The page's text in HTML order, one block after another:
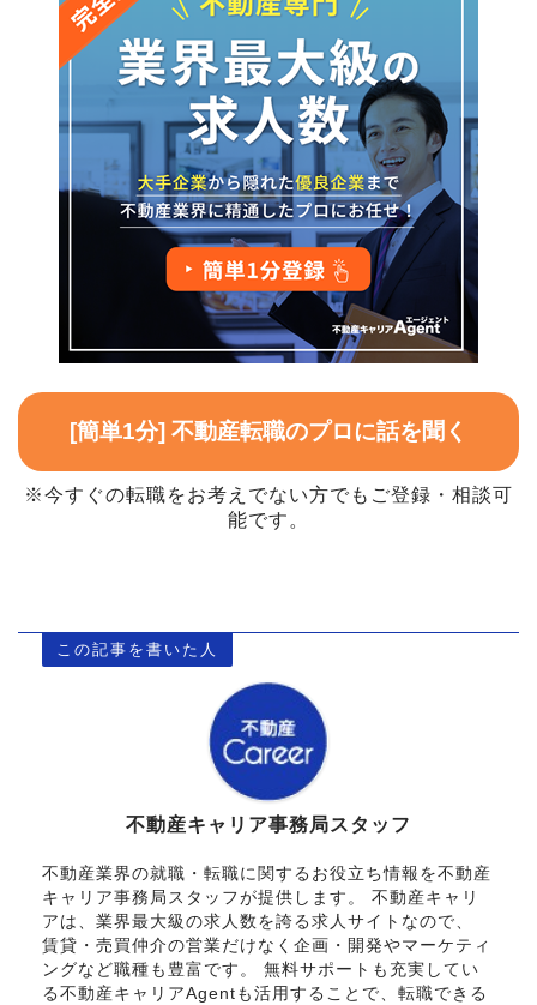
[簡単1分] 不動産転職のプロに話を聞く
※今すぐの転職をお考えでない方でもご登録・相談可
能です。
この記事を書いた人
不動産キャリア事務局スタッフ
不動産業界の就職・転職に関するお役立ち情報を不動産
キャリア事務局スタッフが提供します。 不動産キャリ
アは、業界最大級の求人数を誇る求人サイトなので、
賃貸・売買仲介の営業だけなく企画・開発やマーケティ
ングなど職種も豊富です。 無料サポートも充実してい
る不動産キャリアAgentも活用することで、転職できる